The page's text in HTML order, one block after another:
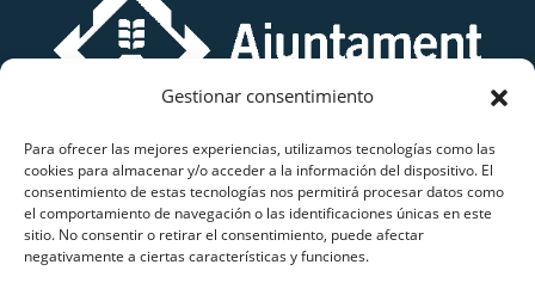
Gestionar consentimiento
Para ofrecer las mejores experiencias, utilizamos tecnologías como las
cookies para almacenar y/o acceder a la información del dispositivo. El
consentimiento de estas tecnologías nos permitirá procesar datos como
el comportamiento de navegación o las identificaciones únicas en este
sitio. No consentir o retirar el consentimiento, puede afectar
negativamente a ciertas características y funciones.
Grup Atletisme Lluïsos Mataró